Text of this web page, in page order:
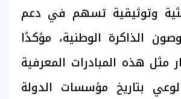
وتوثيقية تسهم في دعم
الذاكرة الوطنية، مؤكدًا
مثل هذه المبادرات المعرفية
بتاريخ مؤسسات الدولة